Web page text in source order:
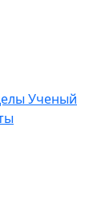
Ученый